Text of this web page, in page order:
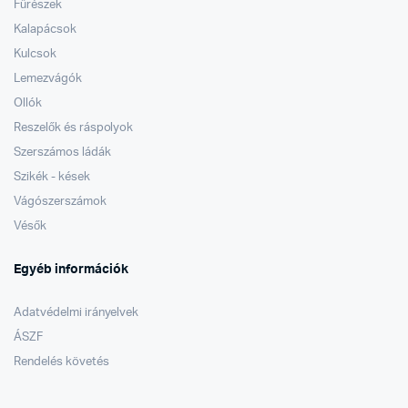
Fűrészek
Kalapácsok
Kulcsok
Lemezvágók
Ollók
Reszelők és ráspolyok
Szerszámos ládák
Szikék - kések
Vágószerszámok
Vésők
Egyéb információk
Adatvédelmi irányelvek
ÁSZF
Rendelés követés